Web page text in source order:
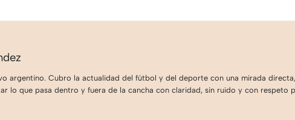
argentino. Cubro la actualidad del fútbol y del deporte con una mirada
lo que pasa dentro y fuera de la cancha con claridad, sin ruido y con respeto